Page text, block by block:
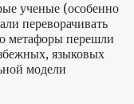
ученые (особенно
переворачивать
метафоры перешли
языковых
модели